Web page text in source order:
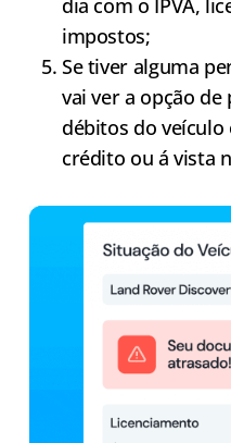
dia com o IPVA,
impostos;
Se tiver alguma
vai ver a opção de
débitos do
crédito ou á vista